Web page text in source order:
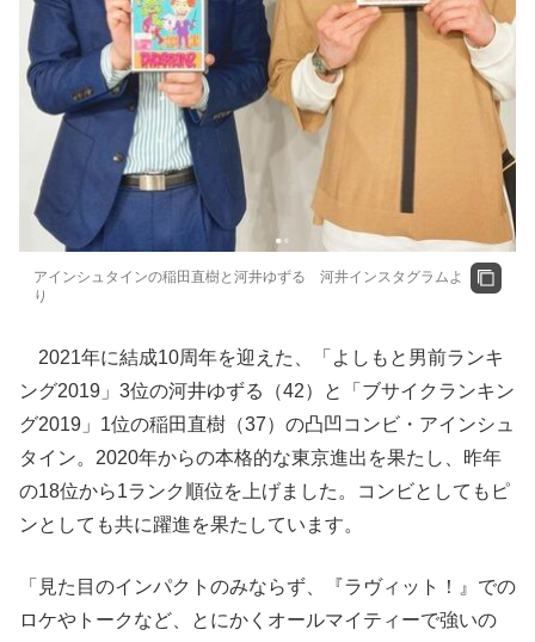
アインシュタインの稲田直樹と河井ゆずる 河井インスタグラムよ
り
2021年に結成10周年を迎えた、「よしもと男前ランキ
ング2019」3位の河井ゆずる（42）と「ブサイクランキン
グ2019」1位の稲田直樹（37）の凸凹コンビ・アインシュ
タイン。2020年からの本格的な東京進出を果たし、昨年
の18位から1ランク順位を上げました。コンビとしてもピ
ンとしても共に躍進を果たしています。
「見た目のインパクトのみならず、『ラヴィット！』での
ロケやトークなど、とにかくオールマイティーで強いの